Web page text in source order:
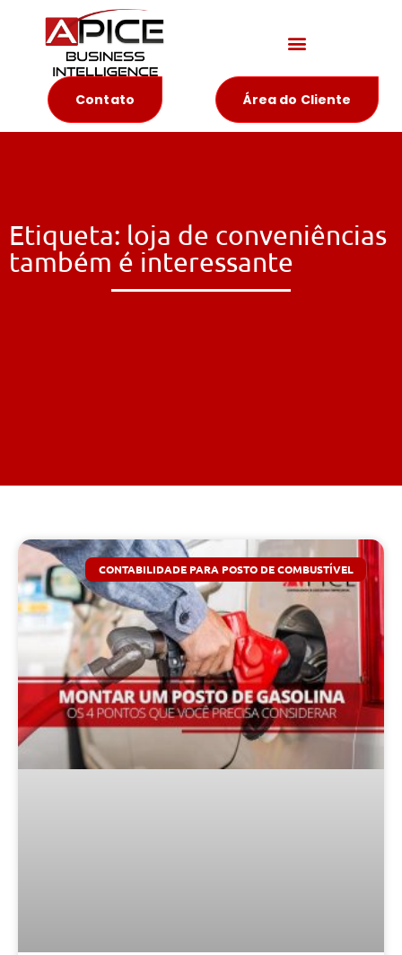
Contato Área do Cliente
Etiqueta: loja de conveniências
também é interessante
CONTABILIDADE PARA POSTO DE COMBUSTÍVEL